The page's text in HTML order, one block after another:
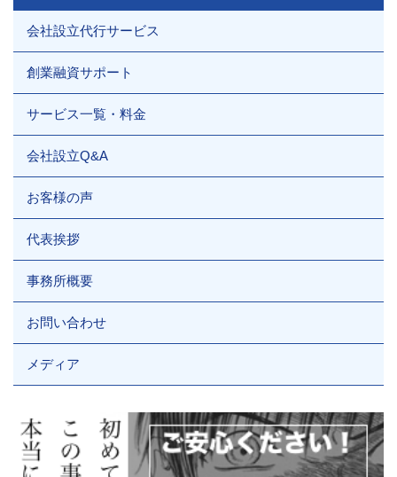
会社設立代行サービス
創業融資サポート
サービス一覧・料金
会社設立Q&A
お客様の声
代表挨拶
事務所概要
お問い合わせ
メディア